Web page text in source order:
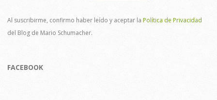
Al suscribirme, confirmo haber leído y aceptar la Política de Privacidad
del Blog de Mario Schumacher.
FACEBOOK